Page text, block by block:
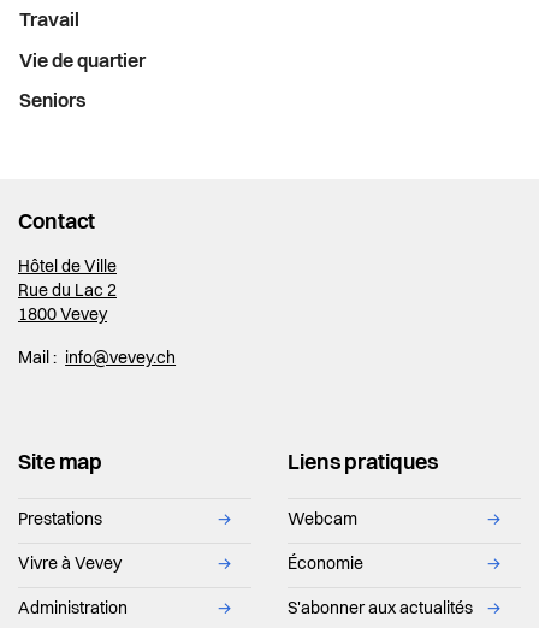
Travail
Vie de quartier
Seniors
Contact
Hôtel de Ville
Rue du Lac 2
1800 Vevey
Mail : info@vevey.ch
Site map
Prestations →
Vivre à Vevey →
Administration →
Liens pratiques
Webcam →
Économie →
S'abonner aux actualités →